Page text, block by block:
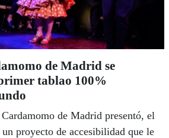
de Madrid se
tablao 100%
de Madrid presentó, el
proyecto de accesibilidad que le